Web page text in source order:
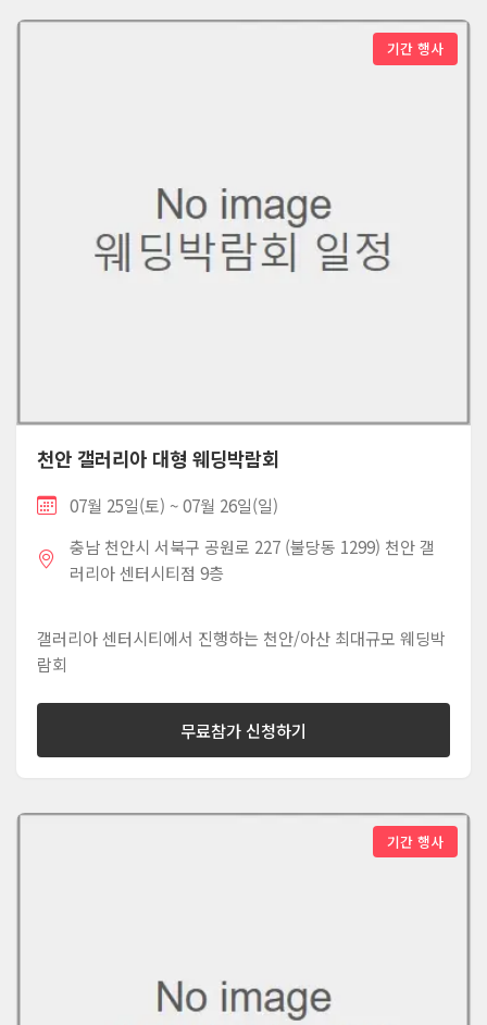
기간 행사
천안 갤러리아 대형 웨딩박람회
07월 25일(토) ~ 07월 26일(일)
충남 천안시 서북구 공원로 227 (불당동 1299) 천안 갤
러리아 센터시티점 9층
갤러리아 센터시티에서 진행하는 천안/아산 최대규모 웨딩박
람회
무료참가 신청하기
기간 행사